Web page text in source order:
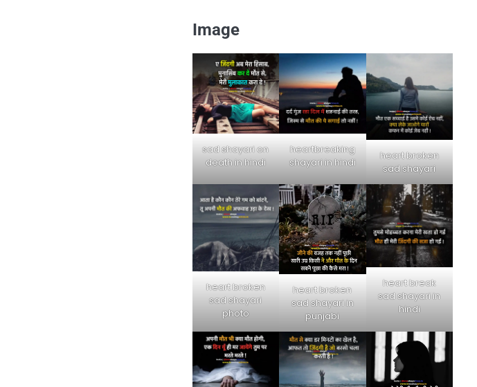
Image
sad shayari on
death in hindi
heartbreaking
shayari in hindi
heart broken
sad shayari
heart broken
sad shayari
photo
heart broken
sad shayari in
punjabi
heart break
sad shayari in
hindi